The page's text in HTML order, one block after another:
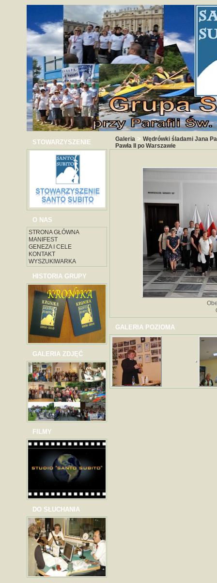
STOWARZYSZENIE
O NAS
STRONA GŁÓWNA
MANIFEST
GENEZA I CELE
KONTAKT
WYSZUKIWARKA
HISTORIA GRUPY
GALERIA ZDJĘĆ
FILMY
DO SŁUCHANIA
Galeria > Wędrówki śladami Jana
Pawła II po Warszawie
GALERIA POZIOMA